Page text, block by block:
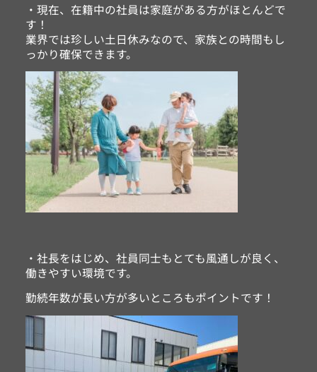
・現在、在籍中の社員は家庭がある方がほとんどで
す！
業界では珍しい土日休みなので、家族との時間もし
っかり確保できます。
・社長をはじめ、社員同士もとても風通しが良く、
働きやすい環境です。
勤続年数が長い方が多いところもポイントです！